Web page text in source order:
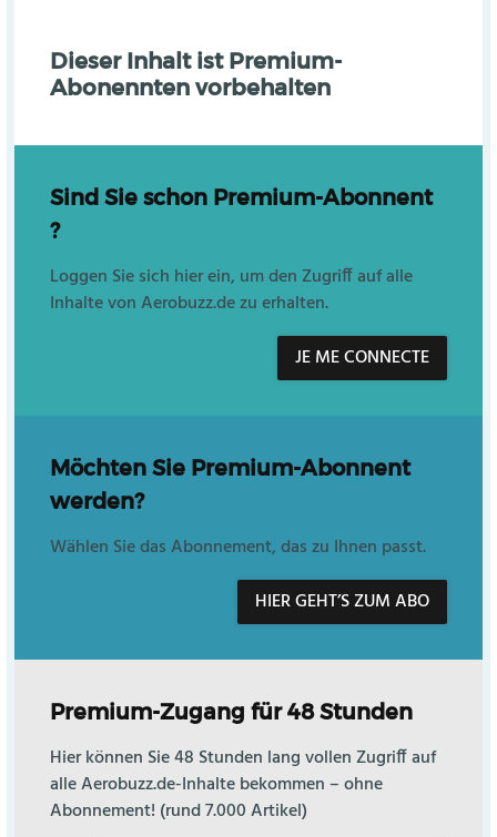
Dieser Inhalt ist Premium-
Abonennten vorbehalten
Sind Sie schon Premium-Abonnent
?
Loggen Sie sich hier ein, um den Zugriff auf alle
Inhalte von Aerobuzz.de zu erhalten.
JE ME CONNECTE
Möchten Sie Premium-Abonnent
werden?
Wählen Sie das Abonnement, das zu Ihnen passt.
HIER GEHT’S ZUM ABO
Premium-Zugang für 48 Stunden
Hier können Sie 48 Stunden lang vollen Zugriff auf
alle Aerobuzz.de-Inhalte bekommen – ohne
Abonnement! (rund 7.000 Artikel)